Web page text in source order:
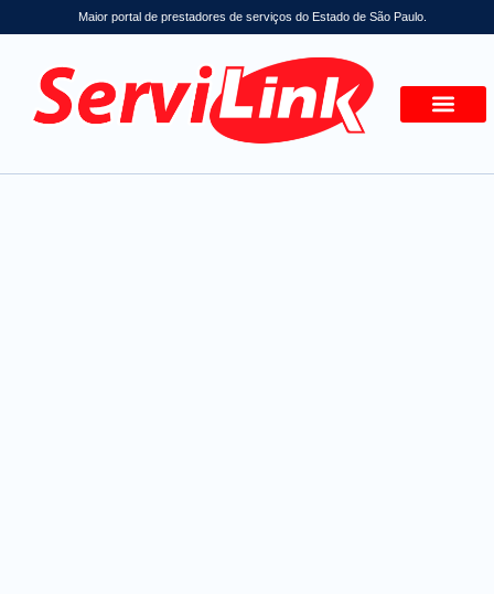
Maior portal de prestadores de serviços do Estado de São Paulo.